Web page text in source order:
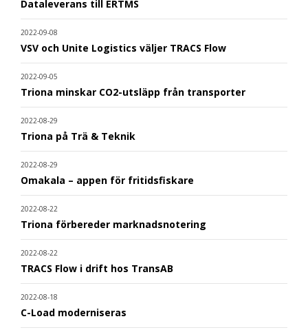
Dataleverans till ERTMS
2022-09-08
VSV och Unite Logistics väljer TRACS Flow
2022-09-05
Triona minskar CO2-utsläpp från transporter
2022-08-29
Triona på Trä & Teknik
2022-08-29
Omakala – appen för fritidsfiskare
2022-08-22
Triona förbereder marknadsnotering
2022-08-22
TRACS Flow i drift hos TransAB
2022-08-18
C-Load moderniseras